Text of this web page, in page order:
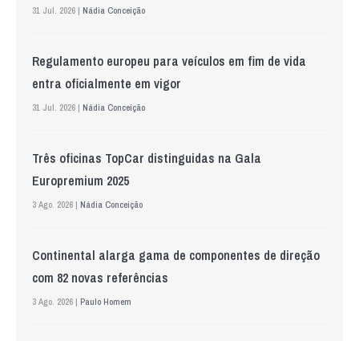
31 Jul. 2026 | Nádia Conceição
Regulamento europeu para veículos em fim de vida
entra oficialmente em vigor
31 Jul. 2026 | Nádia Conceição
Três oficinas TopCar distinguidas na Gala
Europremium 2025
3 Ago. 2026 | Nádia Conceição
Continental alarga gama de componentes de direção
com 82 novas referências
3 Ago. 2026 | Paulo Homem